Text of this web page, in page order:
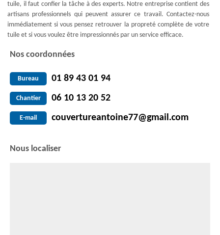
tuile, il faut confier la tâche à des experts. Notre entreprise contient des
artisans professionnels qui peuvent assurer ce travail. Contactez-nous
immédiatement si vous pensez retrouver la propreté complète de votre
tuile et si vous voulez être impressionnés par un service efficace.
Nos coordonnées
Bureau 01 89 43 01 94
Chantier 06 10 13 20 52
E-mail couvertureantoine77@gmail.com
Nous localiser